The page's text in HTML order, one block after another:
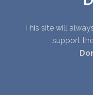
This site will
support